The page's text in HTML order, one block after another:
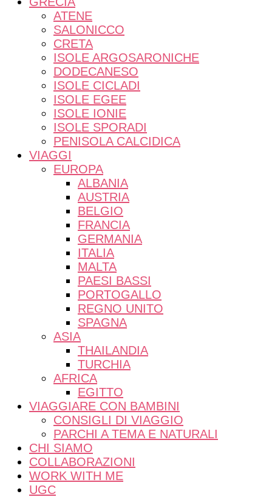
ATENE
SALONICCO
CRETA
ISOLE ARGOSARONICHE
DODECANESO
ISOLE CICLADI
ISOLE EGEE
ISOLE IONIE
ISOLE SPORADI
PENISOLA CALCIDICA
VIAGGI
EUROPA
ALBANIA
AUSTRIA
BELGIO
FRANCIA
GERMANIA
ITALIA
MALTA
PAESI BASSI
PORTOGALLO
REGNO UNITO
SPAGNA
ASIA
THAILANDIA
TURCHIA
AFRICA
EGITTO
VIAGGIARE CON BAMBINI
CONSIGLI DI VIAGGIO
PARCHI A TEMA E NATURALI
CHI SIAMO
COLLABORAZIONI
WORK WITH ME
UGC